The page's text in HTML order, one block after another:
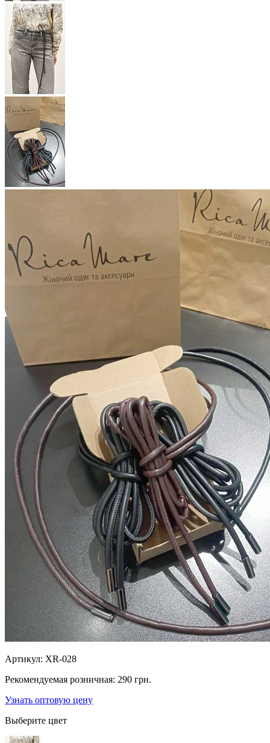
Артикул: XR-028
Рекомендуемая розничная: 290 грн.
Узнать оптовую цену
Выберите цвет